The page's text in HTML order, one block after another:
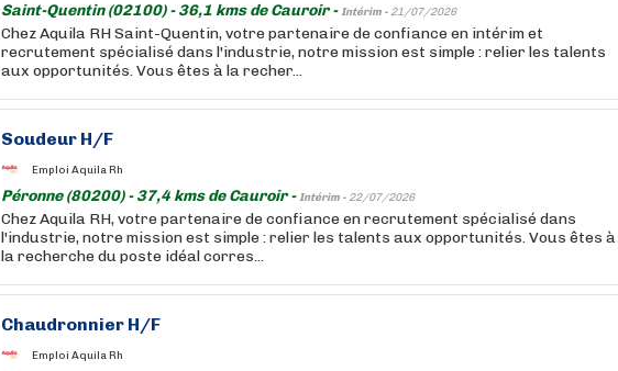
Saint-Quentin (02100) - 36,1 kms de Cauroir -Intérim - 21/07/2026
Chez Aquila RH Saint-Quentin, votre partenaire de confiance en intérim et
recrutement spécialisé dans l'industrie, notre mission est simple : relier les talents
aux opportunités. Vous êtes à la recher...
Soudeur H/F
Emploi Aquila Rh
Péronne (80200) - 37,4 kms de Cauroir -Intérim - 22/07/2026
Chez Aquila RH, votre partenaire de confiance en recrutement spécialisé dans
l'industrie, notre mission est simple : relier les talents aux opportunités. Vous êtes à
la recherche du poste idéal corres...
Chaudronnier H/F
Emploi Aquila Rh